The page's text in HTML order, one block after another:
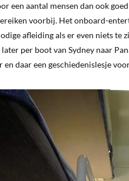
een aantal mensen dan ook
voorbij. Het onboard-
afleiding als er even niets te
per boot van Sydney naar
en daar een geschiedenislesje